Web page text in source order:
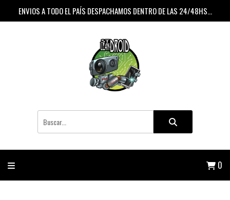
ENVIOS A TODO EL PAÍS DESPACHAMOS DENTRO DE LAS 24/48HS...
0